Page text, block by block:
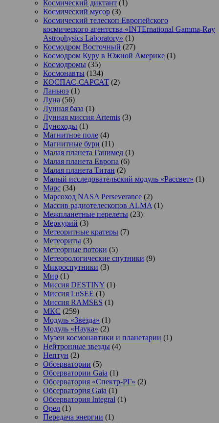
Космический диктант (1)
Космический мусор (3)
Космический телескоп Европейского
космического агентства «INTErnational Gamma-Ray
Astrophysics Laboratory» (1)
Космодром Восточный (27)
Космодром Куру в Южной Америке (1)
Космодромы (35)
Космонавты (134)
КОСПАС-САРСАТ (2)
Ланьюэ (1)
Луна (56)
Лунная база (1)
Лунная миссия Artemis (3)
Луноходы (1)
Магнитное поле (4)
Магнитные бури (11)
Малая планета Ганимед (1)
Малая планета Европа (6)
Малая планета Титан (2)
Малый исследовательский модуль «Рассвет» (1)
Марс (34)
Марсоход NASA Perseverance (2)
Массив радиотелескопов ALMA (1)
Межпланетные перелеты (23)
Меркурий (3)
Метеоритные кратеры (7)
Метеориты (3)
Метеорные потоки (5)
Метеорологические спутники (9)
Микроспутники (3)
Мир (1)
Миссия DESTINY (1)
Миссия LuSEE (1)
Миссия RAMSES (1)
МКС (259)
Модуль «Звезда» (1)
Модуль «Наука» (2)
Музеи космонавтики и планетарии (1)
Нейтронные звезды (4)
Нептун (2)
Обсерватории (5)
Обсерватории Gaia (1)
Обсерватория «Спектр-РГ» (2)
Обсерватория Gaia (1)
Обсерватория Integral (1)
Орел (1)
Передача энергии (1)